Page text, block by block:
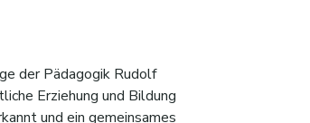
der Pädagogik Rudolf
Erziehung und Bildung
und ein gemeinsames